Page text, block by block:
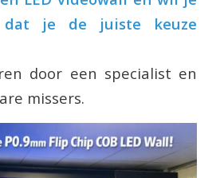
dat je de juiste keuze
door een specialist en
missers.